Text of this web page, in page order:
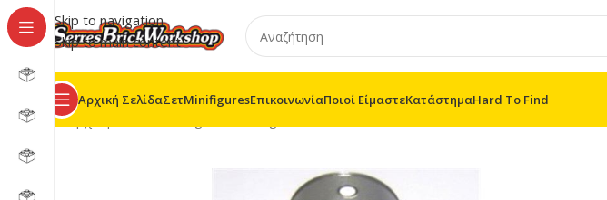
Skip to navigation
Skip to main content
Αρχική ΣελίδαΣετMinifiguresΕπικοινωνίαΠοιοί ΕίμαστεΚατάστημαHard To Find
Αρχική σελίδα